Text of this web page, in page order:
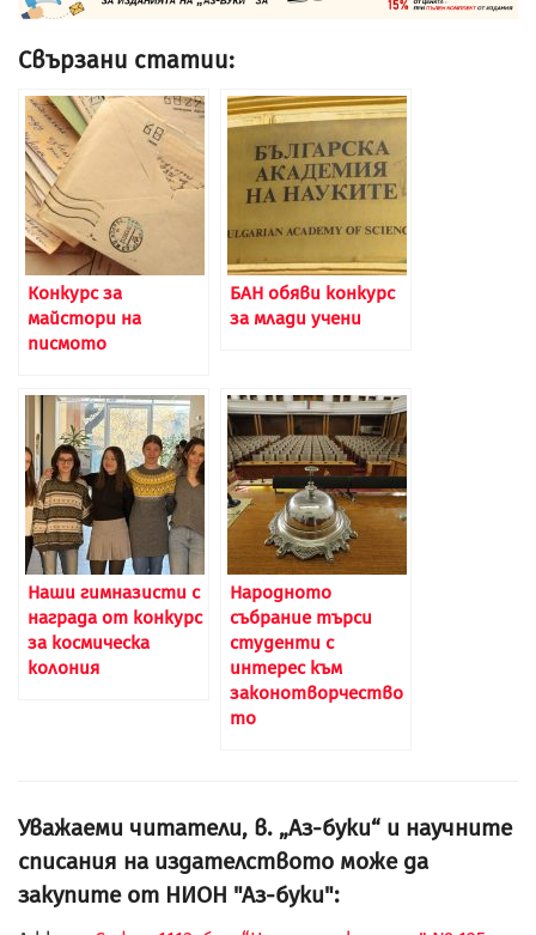
Свързани статии:
Конкурс за
майстори на
писмото
БАН обяви конкурс
за млади учени
Наши гимназисти с
награда от конкурс
за космическа
колония
Народното
събрание търси
студенти с
интерес към
законотворчество
то
Уважаеми читатели, в. „Аз-буки“ и научните
списания на издателството може да
закупите от НИОН "Аз-буки":